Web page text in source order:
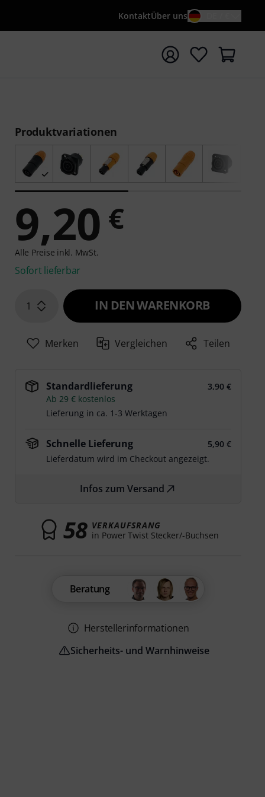
KontaktÜber uns
mit Suchwort {searchTerm} starten
Produktvariationen
9,20 €
Alle Preise inkl. MwSt.
Sofort lieferbar
1 IN DEN WARENKORB
Merken Vergleichen Teilen
Standardlieferung
3,90 €
Ab 29 € kostenlos
Lieferung in ca. 1-3 Werktagen
Schnelle Lieferung
5,90 €
Lieferdatum wird im Checkout angezeigt.
Infos zum Versand
58 VERKAUFSRANG
in Power Twist Stecker/-Buchsen
Beratung
Herstellerinformationen
Sicherheits- und Warnhinweise